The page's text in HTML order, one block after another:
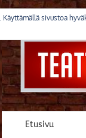
Etusivu
Käyttämällä sivustoa